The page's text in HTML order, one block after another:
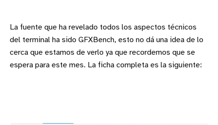
La fuente que ha revelado todos los aspectos técnicos
del terminal ha sido GFXBench, esto no dá una idea de lo
cerca que estamos de verlo ya que recordemos que se
espera para este mes. La ficha completa es la siguiente: